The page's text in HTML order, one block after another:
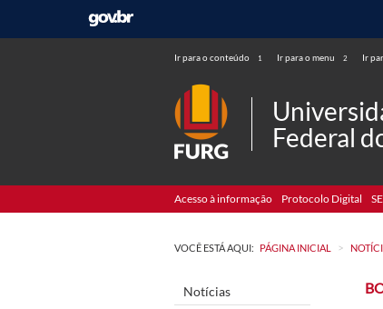
Ir para o conteúdo 1 Ir para o menu 2 Ir
Federal
Acesso à informação Protocolo Digital
VOCÊ ESTÁ AQUI: PÁGINA INICIAL >
Notícias